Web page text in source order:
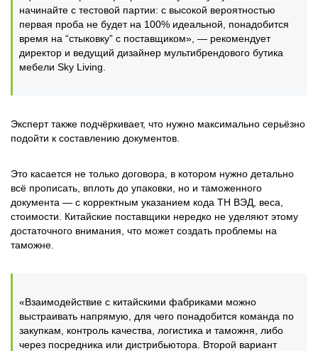
начинайте с тестовой партии: с высокой вероятностью
первая проба не будет на 100% идеальной, понадобится
время на “стыковку” с поставщиком», — рекомендует
директор и ведущий дизайнер мультибрендового бутика
мебели Sky Living.
Эксперт также подчёркивает, что нужно максимально серьёзно
подойти к составлению документов.
Это касается не только договора, в котором нужно детально
всё прописать, вплоть до упаковки, но и таможенного
документа — с корректным указанием кода ТН ВЭД, веса,
стоимости. Китайские поставщики нередко не уделяют этому
достаточного внимания, что может создать проблемы на
таможне.
«Взаимодействие с китайскими фабриками можно
выстраивать напрямую, для чего понадобится команда по
закупкам, контроль качества, логистика и таможня, либо
через посредника или дистрибьютора. Второй вариант